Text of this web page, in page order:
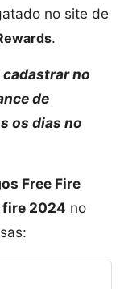
no site de
.
cadastrar no
de
os dias no
Free Fire
fire 2024 no